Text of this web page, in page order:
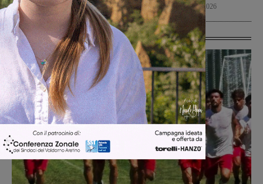
Calcio 7 Agosto 2026 Cronaca 7 Agosto 2026
Ultime Calcio